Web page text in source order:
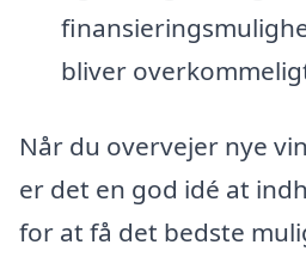
bliver
Når du overvejer nye
er det en god idé at
for at få det bedste